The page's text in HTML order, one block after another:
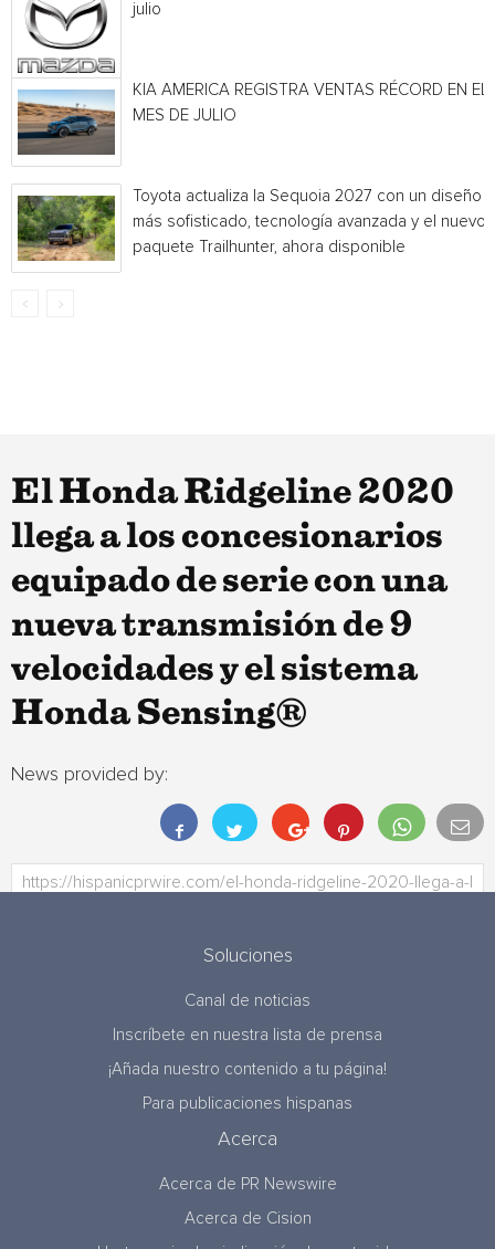
julio
KIA AMERICA REGISTRA VENTAS RÉCORD EN EL
MES DE JULIO
Toyota actualiza la Sequoia 2027 con un diseño
más sofisticado, tecnología avanzada y el nuevo
paquete Trailhunter, ahora disponible
El Honda Ridgeline 2020
llega a los concesionarios
equipado de serie con una
nueva transmisión de 9
velocidades y el sistema
Honda Sensing®
News provided by:
Soluciones
Canal de noticias
Inscríbete en nuestra lista de prensa
¡Añada nuestro contenido a tu página!
Para publicaciones hispanas
Acerca
Acerca de PR Newswire
Acerca de Cision